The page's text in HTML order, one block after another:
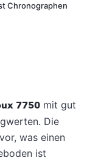
Chronographen
7750 mit gut
Die
was einen
ist